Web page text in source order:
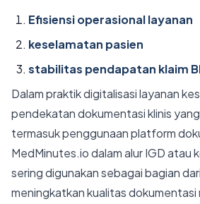
Efisiensi operasional layanan
keselamatan pasien
stabilitas pendapatan klaim
Dalam praktik digitalisasi layanan
pendekatan dokumentasi klinis
termasuk penggunaan platform
MedMinutes.io dalam alur IGD atau
sering digunakan sebagai bagian
meningkatkan kualitas dokumentasi